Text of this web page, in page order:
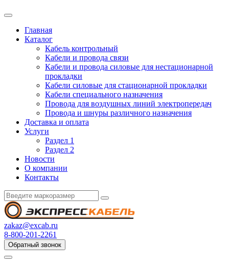
Главная
Каталог
Кабель контрольный
Кабели и провода связи
Кабели и провода силовые для нестационарной
прокладки
Кабели силовые для стационарной прокладки
Кабели специального назначения
Провода для воздушных линий электропередач
Провода и шнуры различного назначения
Доставка и оплата
Услуги
Раздел 1
Раздел 2
Новости
О компании
Контакты
zakaz@excab.ru
8-800-201-2261
Обратный звонок